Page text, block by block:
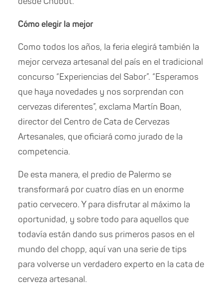
Cómo elegir la mejor
Como todos los años, la feria elegirá también la
mejor cerveza artesanal del país en el tradicional
concurso “Experiencias del Sabor”. “Esperamos
que haya novedades y nos sorprendan con
cervezas diferentes”, exclama Martín Boan,
director del Centro de Cata de Cervezas
Artesanales, que oficiará como jurado de la
competencia.
De esta manera, el predio de Palermo se
transformará por cuatro días en un enorme
patio cervecero. Y para disfrutar al máximo la
oportunidad, y sobre todo para aquellos que
todavía están dando sus primeros pasos en el
mundo del chopp, aquí van una serie de tips
para volverse un verdadero experto en la cata de
cerveza artesanal.